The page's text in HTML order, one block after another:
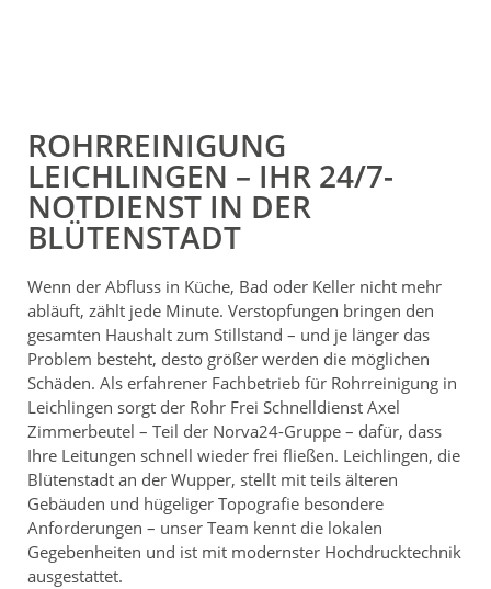
ROHRREINIGUNG
LEICHLINGEN – IHR 24/7-
NOTDIENST IN DER
BLÜTENSTADT
Wenn der Abfluss in Küche, Bad oder Keller nicht mehr
abläuft, zählt jede Minute. Verstopfungen bringen den
gesamten Haushalt zum Stillstand – und je länger das
Problem besteht, desto größer werden die möglichen
Schäden. Als erfahrener Fachbetrieb für Rohrreinigung in
Leichlingen sorgt der Rohr Frei Schnelldienst Axel
Zimmerbeutel – Teil der Norva24-Gruppe – dafür, dass
Ihre Leitungen schnell wieder frei fließen. Leichlingen, die
Blütenstadt an der Wupper, stellt mit teils älteren
Gebäuden und hügeliger Topografie besondere
Anforderungen – unser Team kennt die lokalen
Gegebenheiten und ist mit modernster Hochdrucktechnik
ausgestattet.